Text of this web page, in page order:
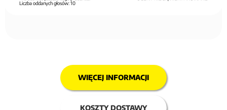
Liczba oddanych głosów:10
WIĘCEJ INFORMACJI
KOSZTY DOSTAWY